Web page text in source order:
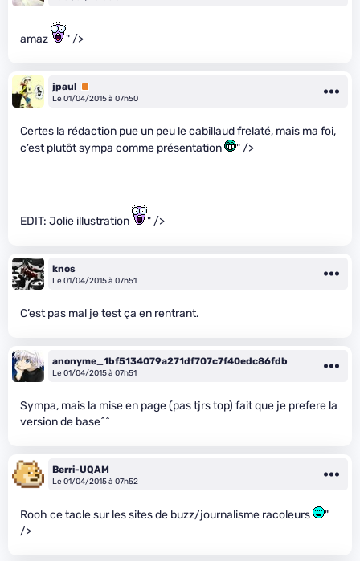
amaz " />
jpaul Premium
Le 01/04/2015 à 07h50
Certes la rédaction pue un peu le cabillaud frelaté, mais ma foi,
c’est plutôt sympa comme présentation
" />
EDIT: Jolie illustration " />
knos
Le 01/04/2015 à 07h51
C’est pas mal je test ça en rentrant.
anonyme_1bf5134079a271df707c7f40edc86fdb
Le 01/04/2015 à 07h51
Sympa, mais la mise en page (pas tjrs top) fait que je prefere la
version de base^^
Berri-UQAM
Le 01/04/2015 à 07h52
Rooh ce tacle sur les sites de buzz/journalisme racoleurs
"
/>